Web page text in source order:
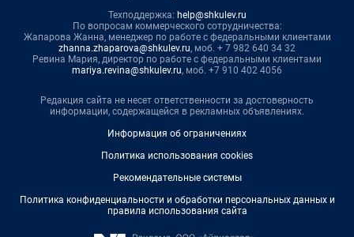
Техподдержка: help@shkulev.ru
По вопросам коммерческого сотрудничества:
Жапарова Жанна, менеджер по работе с федеральными клиентами
zhanna.zhaparova@shkulev.ru, моб. + 7 982 640 34 32
Ревина Мария, директор по работе с федеральными клиентами
mariya.revina@shkulev.ru, моб. +7 910 402 4056
Редакция сайта не несет ответственности за достоверность
информации, содержащейся в рекламных объявлениях.
Информация об ограничениях
Политика использования cookies
Рекомендательные системы
Политика конфиденциальности и обработки персональных данных и
правила использования сайта